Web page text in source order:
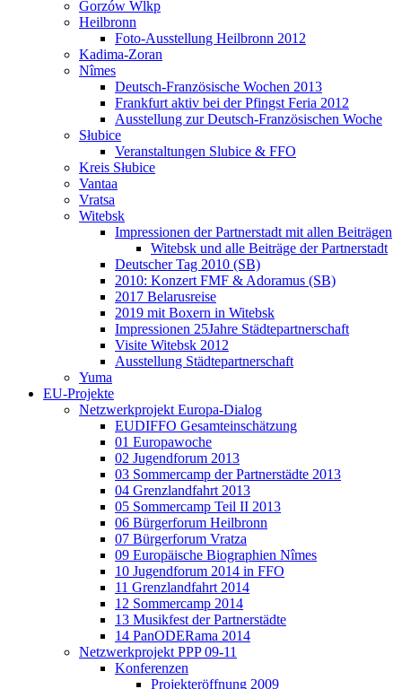
Gorzów Wlkp
Heilbronn
Foto-Ausstellung Heilbronn 2012
Kadima-Zoran
Nîmes
Deutsch-Französische Wochen 2013
Frankfurt aktiv bei der Pfingst Feria 2012
Ausstellung zur Deutsch-Französischen Woche
Słubice
Veranstaltungen Slubice & FFO
Kreis Słubice
Vantaa
Vratsa
Witebsk
Impressionen der Partnerstadt mit allen Beiträgen
Witebsk und alle Beiträge der Partnerstadt
Deutscher Tag 2010 (SB)
2010: Konzert FMF & Adoramus (SB)
2017 Belarusreise
2019 mit Boxern in Witebsk
Impressionen 25Jahre Städtepartnerschaft
Visite Witebsk 2012
Ausstellung Städtepartnerschaft
Yuma
EU-Projekte
Netzwerkprojekt Europa-Dialog
EUDIFFO Gesamteinschätzung
01 Europawoche
02 Jugendforum 2013
03 Sommercamp der Partnerstädte 2013
04 Grenzlandfahrt 2013
05 Sommercamp Teil II 2013
06 Bürgerforum Heilbronn
07 Bürgerforum Vratza
09 Europäische Biographien Nîmes
10 Jugendforum 2014 in FFO
11 Grenzlandfahrt 2014
12 Sommercamp 2014
13 Musikfest der Partnerstädte
14 PanODERama 2014
Netzwerkprojekt PPP 09-11
Konferenzen
Projekteröffnung 2009